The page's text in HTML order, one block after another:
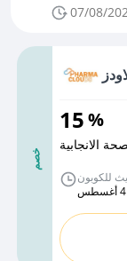
خصم
15%
الانجابية
للكوبون